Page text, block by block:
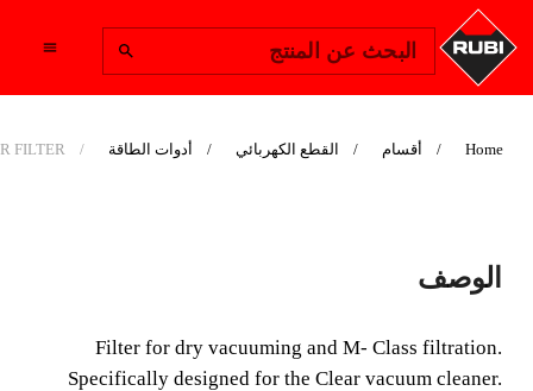
البحث عن المنتج
Home أقسام القطع الكهربائي أدوات الطاقة FILTER
RUBI CLEAR DUST
EXTRACTOR
FILTER
الوصف
Filter for dry vacuuming and M- Class filtration.
Specifically designed for the Clear vacuum cleaner.